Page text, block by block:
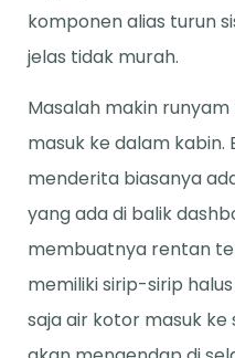
komponen alias turun
jelas tidak murah.
Masalah makin
masuk ke dalam kabin.
menderita biasanya
yang ada di balik
membuatnya rentan
memiliki sirip-sirip
saja air kotor masuk